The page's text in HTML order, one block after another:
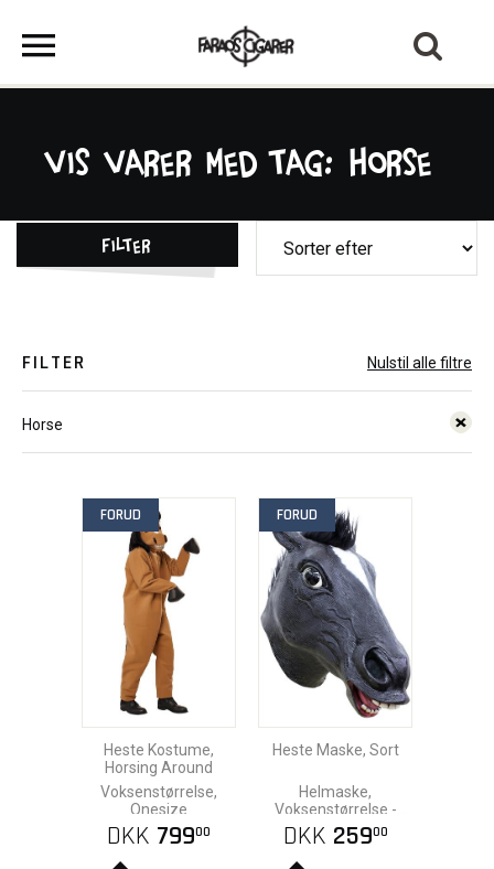
Vis varer med tag: Horse
Filter
FILTER Nulstil alle filtre
Horse
FORUD
Heste Kostume,
Horsing Around
Voksenstørrelse,
Onesize
DKK 79900
FORUD
Heste Maske, Sort
Helmaske,
Voksenstørrelse -
Latex
DKK 25900